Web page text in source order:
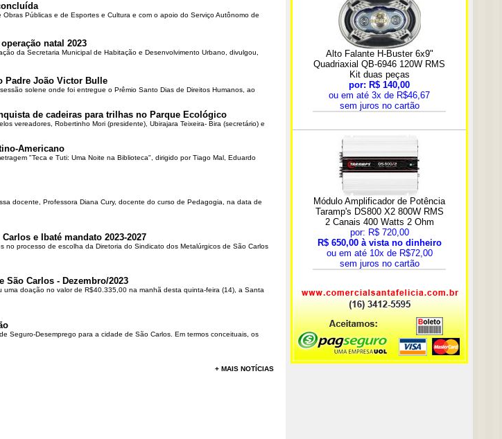
Públicas e de Esportes e Cultura e com o apoio do Serviço Autônomo de
natal 2023
da Secretaria Municipal de Habitação e Desenvolvimento Urbano, divulgou,
Padre João Victor Bulle
solene onde foi entregue o Prêmio Santo Dias de Direitos Humanos, ao
de cadeiras para trilhas no Parque Ecológico
vereadores, Robertinho Mori (presidente), Ubirajara Teixeira- Bira (secretário) e
Americano
"Teca e Tuti: Uma Noite na Biblioteca", dirigido por Tiago Mal, Eduardo
docente, Professora Diana Cury, docente do curso de Pedagogia, na data de
e Ibaté mandato 2023-2027
no processo de escolha da Diretoria do Sindicato dos Metalúrgicos de São Carlos
São Carlos - Dezembro/2023
uma doação no valor de R$40.335,00 na manhã desta quinta-feira (14), a Santa
Seguro-Desemprego para a cidade de São Carlos. Em termos conceituais, os
+ MAIS NOTÍCIAS